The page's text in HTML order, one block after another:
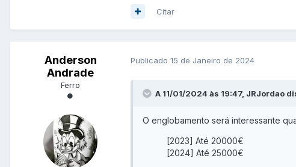
Citar
Anderson
Andrade
Ferro
Publicado 15 de Janeiro de 2024
A 11/01/2024 às 19:47, JRJordao
O englobamento será interessante
[2023] Até 20000€
[2024] Até 25000€